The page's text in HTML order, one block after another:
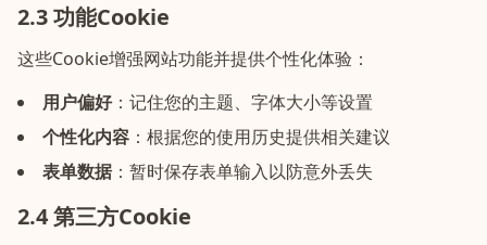
2.3 功能Cookie
这些Cookie增强网站功能并提供个性化体验：
用户偏好： 记住您的主题、字体大小等设置
个性化内容 ： 根据您的使用历史提供相关建议
表单数据： 暂时保存表单输入以防意外丢失
2.4 第三方Cookie